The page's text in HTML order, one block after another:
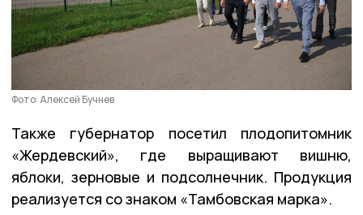
Фото: Алексей Бучнев
Также губернатор посетил плодопитомник
«Жердевский», где выращивают вишню,
яблоки, зерновые и подсолнечник. Продукция
реализуется со знаком «Тамбовская марка».